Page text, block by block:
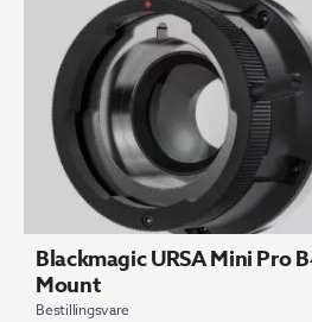
Blackmagic URSA Mini Pro
Mount
Bestillingsvare